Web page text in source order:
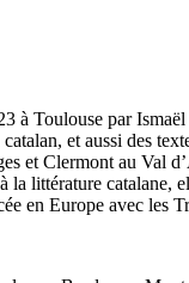
à Toulouse par
et aussi des
et Clermont au Val
la littérature catalane,
en Europe avec les